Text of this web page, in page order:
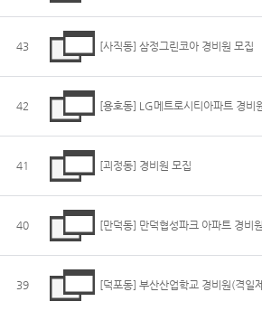
43 [사직동] 삼정그린코아 경비원 모집
42 [용호동] LG메트로시티아파트 경비
41 [괴정동] 경비원 모집
40 [만덕동] 만덕협성파크 아파트 경비원
39 [덕포동] 부산산업학교 경비원(격일